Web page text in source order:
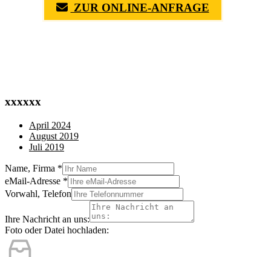
ZUR ONLINE-ANFRAGE
xxxxxx
April 2024
August 2019
Juli 2019
Name, Firma *
eMail-Adresse *
Vorwahl, Telefon
Ihre Nachricht an uns:
Foto oder Datei hochladen: